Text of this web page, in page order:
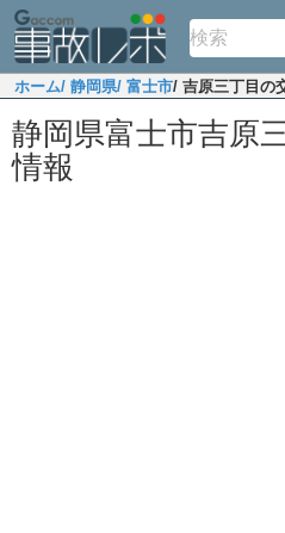
ホーム/ 静岡県/ 富士市/ 吉原三丁目の
静岡県富士市吉原
情報